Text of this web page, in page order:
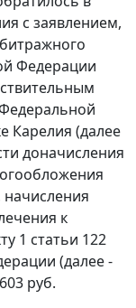
с заявлением,
Федерации
Карелия (далее
доначисления
начисления
к
1 статьи 122
(далее -
руб.